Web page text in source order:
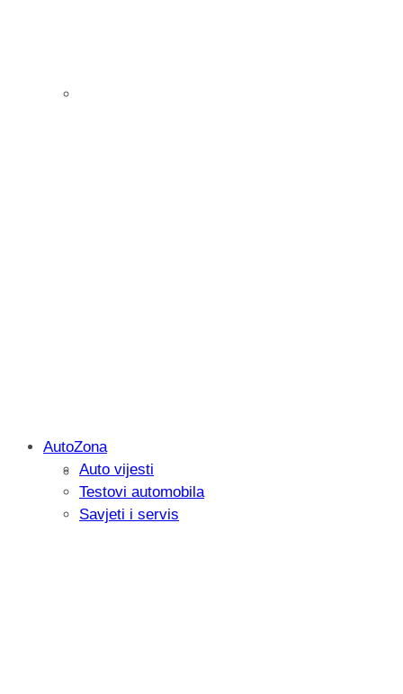
Savjetujemo: Što učiniti kada vaš
AutoZona
Auto vijesti
Testovi automobila
Savjeti i servis